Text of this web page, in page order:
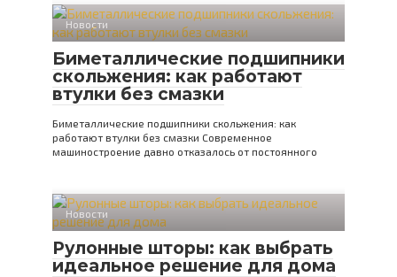
Новости
Биметаллические подшипники
скольжения: как работают
втулки без смазки
Биметаллические подшипники скольжения: как
работают втулки без смазки Современное
машиностроение давно отказалось от постоянного
Новости
Рулонные шторы: как выбрать
идеальное решение для дома